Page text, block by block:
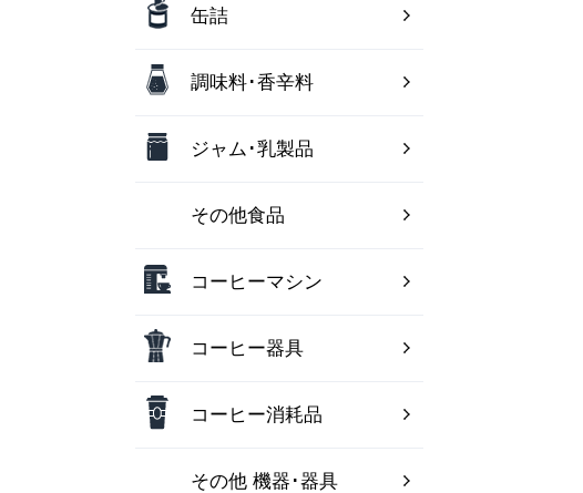
缶詰
調味料･香辛料
ジャム･乳製品
その他食品
コーヒーマシン
コーヒー器具
コーヒー消耗品
その他 機器･器具